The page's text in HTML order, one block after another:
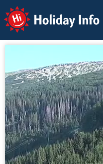
Holiday Info